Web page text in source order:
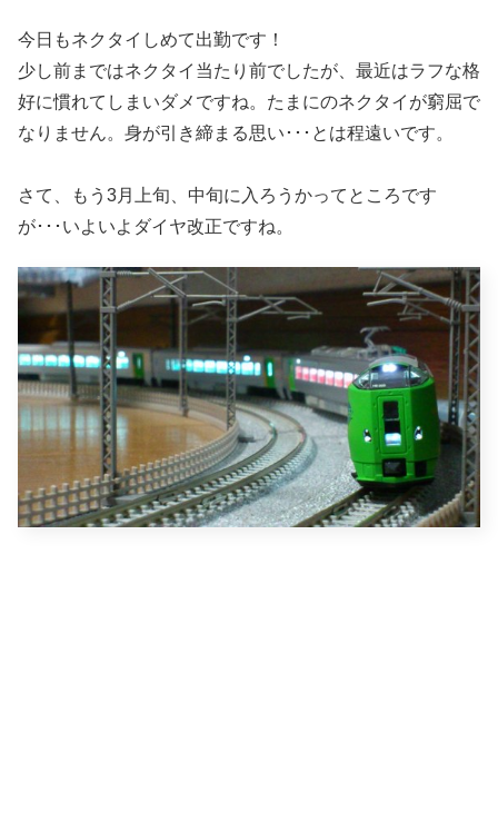
今日もネクタイしめて出勤です！
少し前まではネクタイ当たり前でしたが、最近はラフな格
好に慣れてしまいダメですね。たまにのネクタイが窮屈で
なりません。身が引き締まる思い･･･とは程遠いです。
さて、もう3月上旬、中旬に入ろうかってところです
が･･･いよいよダイヤ改正ですね。